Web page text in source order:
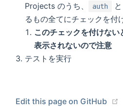
Projects のうち、
auth と
るもの全てにチェックを付
このチェックを付けな
表示されないので注意
テストを実行
Edit this page on GitHub